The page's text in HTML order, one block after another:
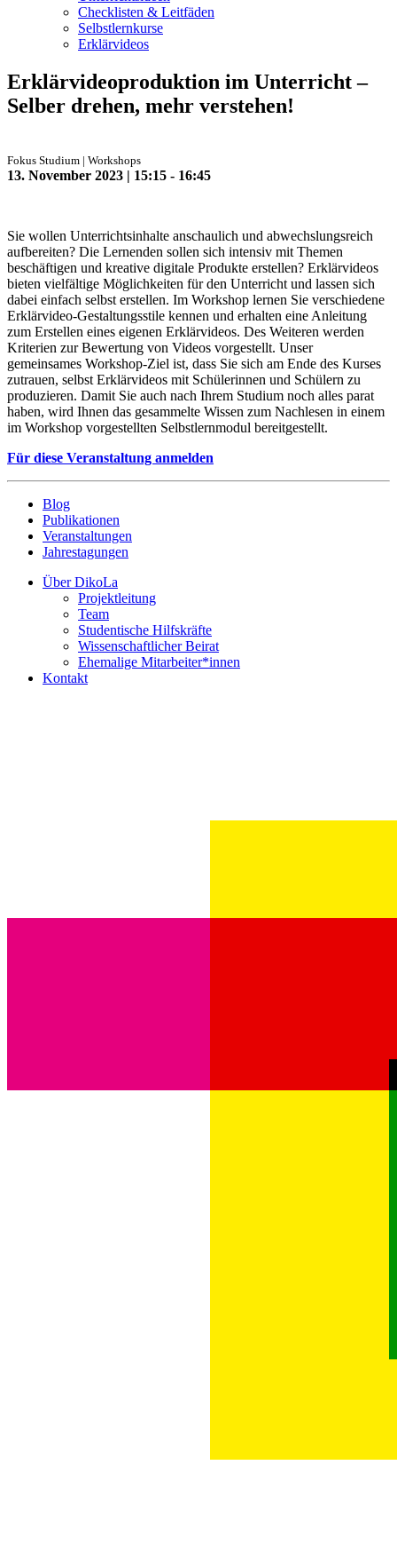
Checklisten & Leitfäden
Selbstlernkurse
Erklärvideos
Erklärvideoproduktion im Unterricht –
Selber drehen, mehr verstehen!
Fokus Studium | Workshops
13. November 2023 | 15:15 - 16:45
Sie wollen Unterrichtsinhalte anschaulich und abwechslungsreich
aufbereiten? Die Lernenden sollen sich intensiv mit Themen
beschäftigen und kreative digitale Produkte erstellen? Erklärvideos
bieten vielfältige Möglichkeiten für den Unterricht und lassen sich
dabei einfach selbst erstellen. Im Workshop lernen Sie verschiedene
Erklärvideo-Gestaltungsstile kennen und erhalten eine Anleitung
zum Erstellen eines eigenen Erklärvideos. Des Weiteren werden
Kriterien zur Bewertung von Videos vorgestellt. Unser
gemeinsames Workshop-Ziel ist, dass Sie sich am Ende des Kurses
zutrauen, selbst Erklärvideos mit Schülerinnen und Schülern zu
produzieren. Damit Sie auch nach Ihrem Studium noch alles parat
haben, wird Ihnen das gesammelte Wissen zum Nachlesen in einem
im Workshop vorgestellten Selbstlernmodul bereitgestellt.
Für diese Veranstaltung anmelden
Blog
Publikationen
Veranstaltungen
Jahrestagungen
Über DikoLa
Projektleitung
Team
Studentische Hilfskräfte
Wissenschaftlicher Beirat
Ehemalige Mitarbeiter*innen
Kontakt